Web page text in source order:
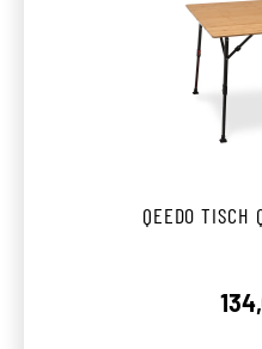
QEEDO TISCH